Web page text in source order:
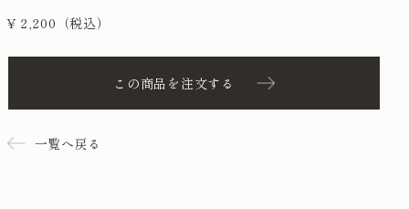
¥ 2,200（税込）
この商品を注文する
一覧へ戻る